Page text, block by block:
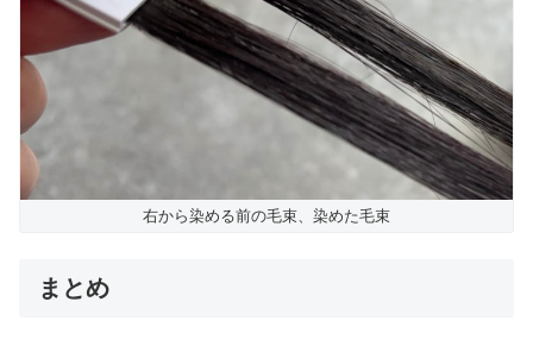
右から染める前の毛束、染めた毛束
まとめ